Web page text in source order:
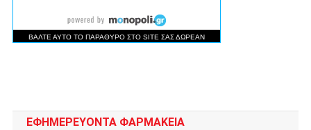
ΕΦΗΜΕΡΕΥΟΝΤΑ ΦΑΡΜΑΚΕΙΑ